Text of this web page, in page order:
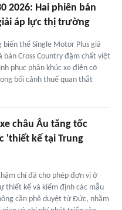
2026: Hai phiên bản
áp lực thị trường
biến thể Single Motor Plus giá
bản Cross Country đậm chất việt
phục phân khúc xe điện cỡ
bối cảnh thuế quan thắt
châu Âu tăng tốc
'thiết kế tại Trung
chí đã cho phép đơn vị ở
thiết kế và kiểm định các mẫu
cần phê duyệt từ Đức, nhằm